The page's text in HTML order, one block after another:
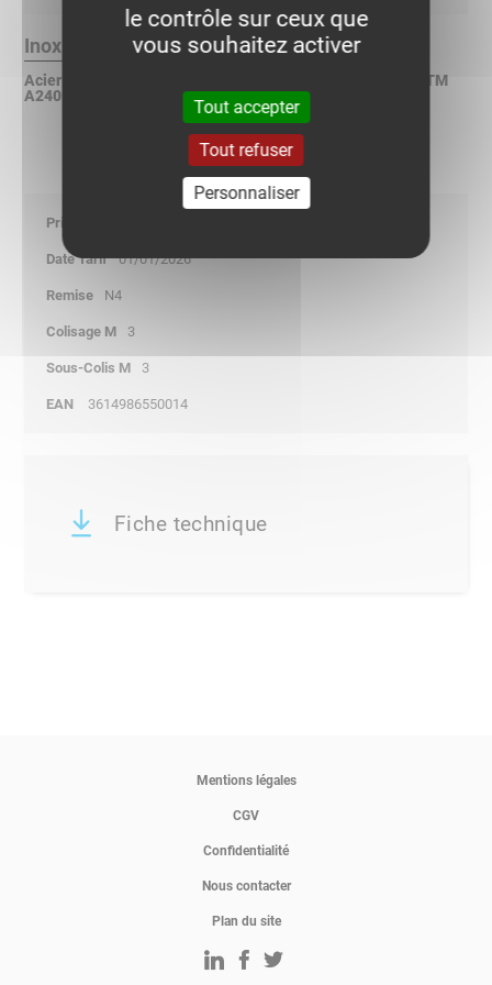
Inox 304L Finition :
Acier inoxydable X2CrNi 18-9 suivant NF EN 10088-2 / ASTM
A240 / DIN 17440
01/01/2026
N4
3
3
3614986550014
Fiche technique
Mentions légales
CGV
Confidentialité
Nous contacter
Plan du site
le contrôle sur ceux que
vous souhaitez activer
Tout accepter
Tout refuser
Personnaliser